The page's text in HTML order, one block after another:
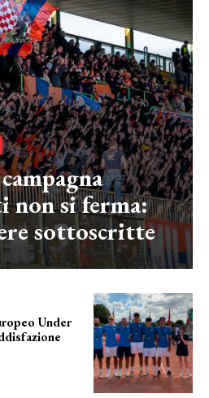
non si ferma:
sottoscritte
Under